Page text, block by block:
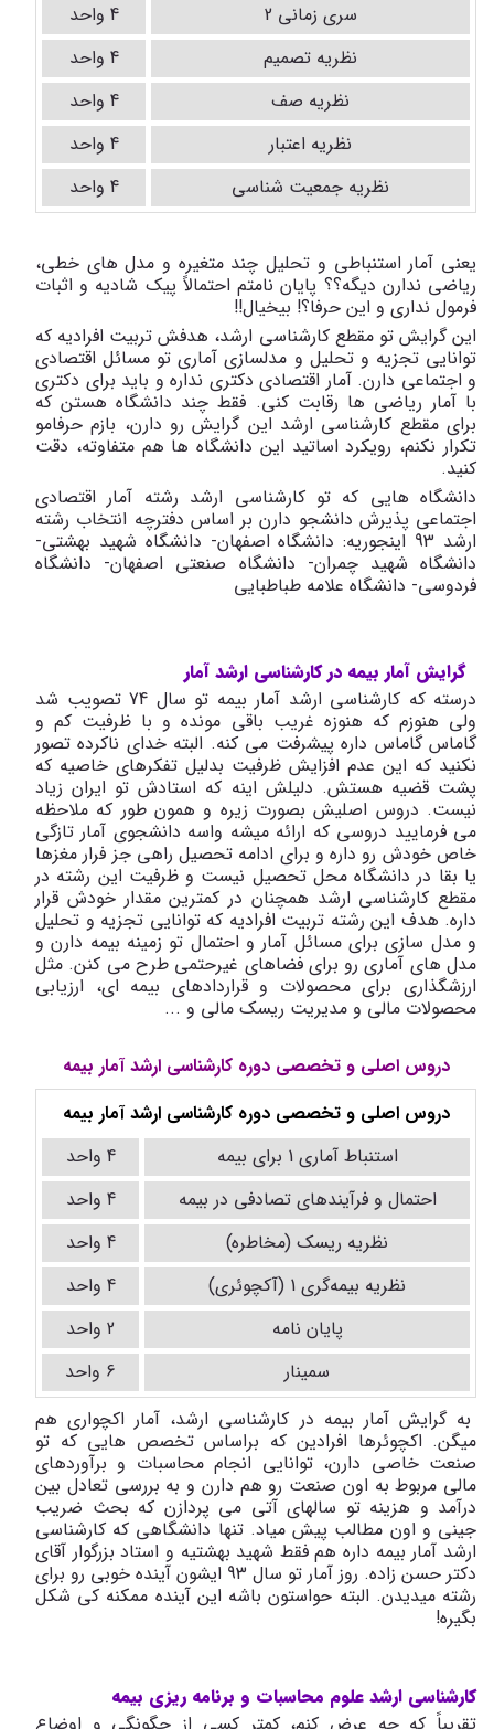
سری زمانی 2
4 واحد
نظریه تصمیم
4 واحد
نظریه صف
4 واحد
نظریه اعتبار
4 واحد
نظریه جمعیت شناسی
4 واحد
یعنی آمار استنباطی و تحلیل چند متغیره و مدل های خطی،
ریاضی ندارن دیگه؟؟ پایان نامتم احتمالاً پیک شادیه و اثبات
فرمول نداری و این حرفا؟! بیخیال!!
این گرایش تو مقطع کارشناسی ارشد، هدفش تربیت افرادیه که
توانایی تجزیه و تحلیل و مدلسازی آماری تو مسائل اقتصادی
و اجتماعی دارن. آمار اقتصادی دکتری نداره و باید برای دکتری
با آمار ریاضی ها رقابت کنی. فقط چند دانشگاه هستن که
برای مقطع کارشناسی ارشد این گرایش رو دارن، بازم حرفامو
تکرار نکنم، رویکرد اساتید این دانشگاه ها هم متفاوته، دقت
کنید.
دانشگاه هایی که تو کارشناسی ارشد رشته آمار اقتصادی
اجتماعی پذیرش دانشجو دارن بر اساس دفترچه انتخاب رشته
ارشد 93 اینجوریه: دانشگاه اصفهان- دانشگاه شهید بهشتی-
دانشگاه شهید چمران- دانشگاه صنعتی اصفهان- دانشگاه
فردوسی- دانشگاه علامه طباطبایی
گرایش آمار بیمه در کارشناسی ارشد آمار
درسته که کارشناسی ارشد آمار بیمه تو سال 74 تصویب شد
ولی هنوزم که هنوزه غریب باقی مونده و با ظرفیت کم و
گاماس گاماس داره پیشرفت می کنه. البته خدای ناکرده تصور
نکنید که این عدم افزایش ظرفیت بدلیل تفکرهای خاصیه که
پشت قضیه هستش. دلیلش اینه که استادش تو ایران زیاد
نیست. دروس اصلیش بصورت زیره و همون طور که ملاحظه
می ‌فرمایید دروسی که ارائه میشه واسه دانشجوی آمار تازگی
خاص خودش رو داره و برای ادامه تحصیل راهی جز فرار مغزها
یا بقا در دانشگاه محل تحصیل نیست و ظرفیت این رشته در
مقطع کارشناسی ارشد همچنان در کمترین مقدار خودش قرار
داره. هدف این رشته تربیت افرادیه که توانایی تجزیه و تحلیل
و مدل سازی برای مسائل آمار و احتمال تو زمینه بیمه دارن و
مدل های آماری رو برای فضاهای غیرحتمی طرح می ‌کنن. مثل
ارزشگذاری برای محصولات و قراردادهای بیمه ‌ای، ارزیابی
محصولات مالی و مدیریت ریسک مالی و ...
دروس اصلی و تخصصی دوره کارشناسی ارشد آمار بیمه
دروس اصلی و تخصصی دوره کارشناسی ارشد آمار بیمه
استنباط آماری 1 برای بیمه
4 واحد
احتمال و فرآیندهای تصادفی در بیمه
4 واحد
نظریه ریسک (مخاطره)
4 واحد
نظریه بیمه‌گری 1 (آکچوئری)
4 واحد
پایان نامه
2 واحد
سمینار
6 واحد
به گرایش آمار بیمه در کارشناسی ارشد، آمار اکچواری هم
میگن. اکچوئرها افرادین که براساس تخصص هایی که تو
صنعت خاصی دارن، توانایی انجام محاسبات و برآوردهای
مالی مربوط به اون صنعت رو هم دارن و به بررسی تعادل بین
درآمد و هزینه تو سالهای آتی می ‌پردازن که بحث ضریب
جینی و اون مطالب پیش میاد. تنها دانشگاهی که کارشناسی
ارشد آمار بیمه داره هم فقط شهید بهشتیه و استاد بزرگوار آقای
دکتر حسن زاده. روز آمار تو سال 93 ایشون آینده خوبی رو برای
رشته میدیدن. البته حواستون باشه این آینده ممکنه کی شکل
بگیره!
کارشناسی ارشد علوم محاسبات و برنامه ریزی بیمه